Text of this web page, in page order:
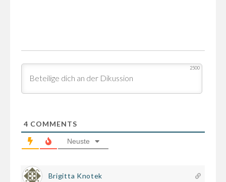
2500
4 COMMENTS
Neuste
Brigitta Knotek